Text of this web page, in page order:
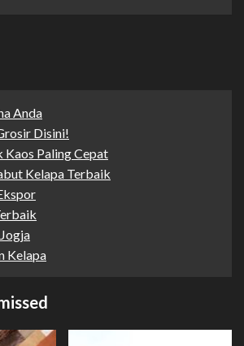
Anda
Disini!
Kaos Paling Cepat
Kelapa Terbaik
Kelapa